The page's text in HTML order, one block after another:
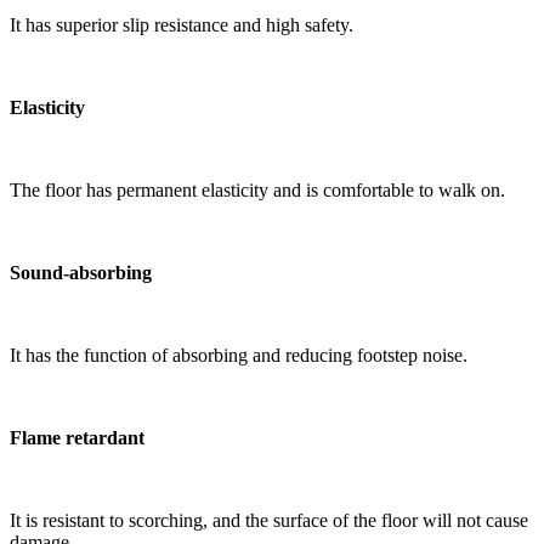
It has superior slip resistance and high safety.
Elasticity
The floor has permanent elasticity and is comfortable to walk on.
Sound-absorbing
It has the function of absorbing and reducing footstep noise.
Flame retardant
It is resistant to scorching, and the surface of the floor will not cause